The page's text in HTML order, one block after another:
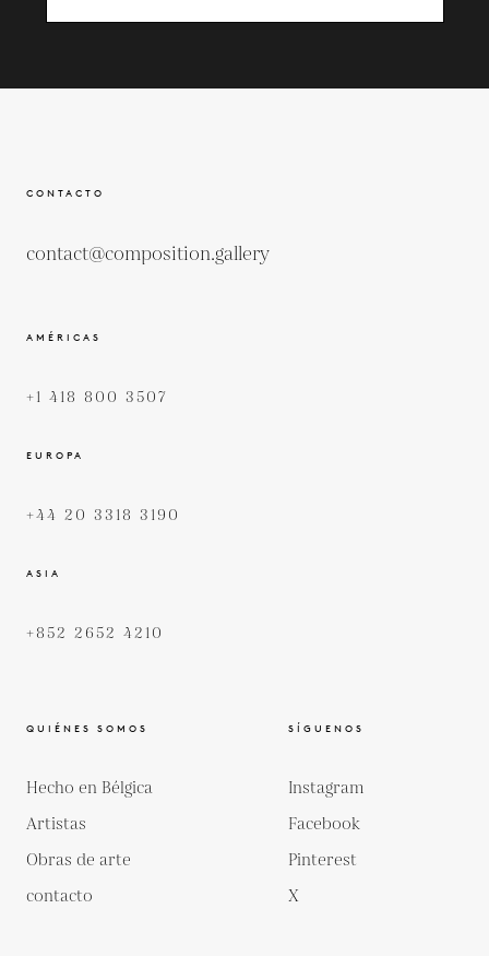
CONTACTO
contact@composition.gallery
AMÉRICAS
+1 418 800 3507
EUROPA
+44 20 3318 3190
ASIA
+852 2652 4210
QUIÉNES SOMOS
Hecho en Bélgica
Artistas
Obras de arte
contacto
SÍGUENOS
Instagram
Facebook
Pinterest
X